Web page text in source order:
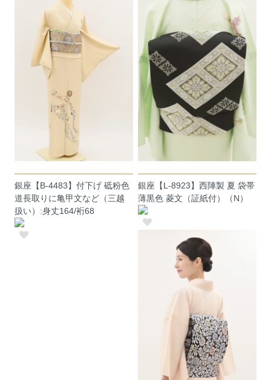
銀座【B-4483】付下げ 砥粉色
道長取りに亀甲文など（三越
扱い）:身丈164/裄68
銀座【L-8923】西陣製 夏 袋帯
薄黒色 菱文（証紙付）（N）